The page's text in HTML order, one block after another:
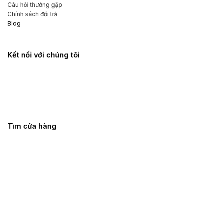
hoặc các cửa hàng đồ chơi tình dục uy tín khác. Hãy tận hưởng
những trải nghiệm thú vị và hấp dẫn mà trứng rung tình yêu mini
Câu hỏi thường gặp
Chính sách đổi trả
Blog
Kết nối với chúng tôi
Tìm cửa hàng